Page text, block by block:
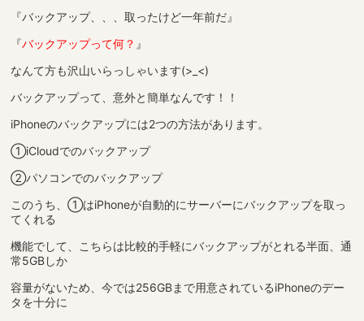
『バックアップ、、、取ったけど一年前だ』
『バックアップって何？ 』
なんて方も沢山いらっしゃいます(>_<)
バックアップって、意外と簡単なんです！！
iPhoneのバックアップには2つの方法があります。
①iCloudでのバックアップ
②パソコンでのバックアップ
このうち、①はiPhoneが自動的にサーバーにバックアップを取っ
てくれる
機能でして、こちらは比較的手軽にバックアップがとれる半面、通
常5GBしか
容量がないため、今では256GBまで用意されているiPhoneのデー
タを十分に